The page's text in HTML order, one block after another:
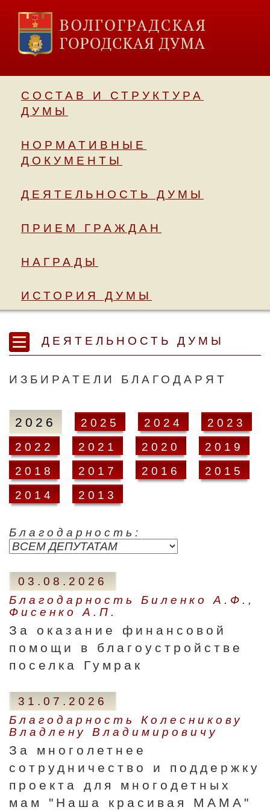
СОСТАВ И СТРУКТУРА
ДУМЫ
НОРМАТИВНЫЕ
ДОКУМЕНТЫ
ДЕЯТЕЛЬНОСТЬ ДУМЫ
ПРИЕМ ГРАЖДАН
НАГРАДЫ
ИСТОРИЯ ДУМЫ
ДЕЯТЕЛЬНОСТЬ ДУМЫ
ИЗБИРАТЕЛИ БЛАГОДАРЯТ
2026 2025 2024
2023
2022
2021 2020
2019
2018
2017 2016
2015
2014
2013
Благодарность:
03.08.2026
Благодарность Биленко А.Ф.,
Фисенко А.П.
За оказание финансовой
помощи в благоустройстве
поселка Гумрак
31.07.2026
Благодарность Колесникову
Владлену Владимировичу
За многолетнее
сотрудничество и поддержку
проекта для многодетных
мам "Наша красивая МАМА"